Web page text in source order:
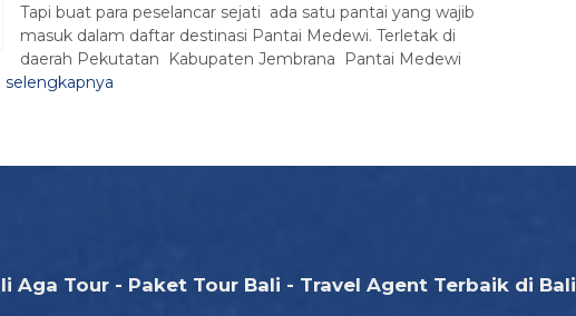
Tapi buat para peselancar sejati ada satu pantai yang wajib
masuk dalam daftar destinasi Pantai Medewi. Terletak di
daerah Pekutatan Kabupaten Jembrana Pantai Medewi
selengkapnya
Aga Tour - Paket Tour Bali - Travel Agent Terbaik di Bali